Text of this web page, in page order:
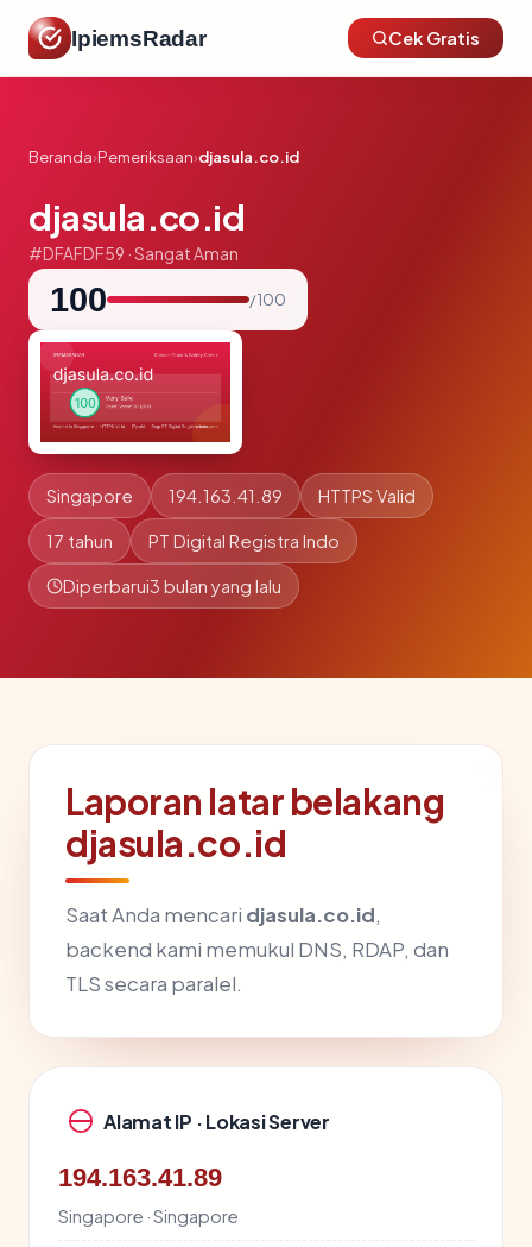
IpiemsRadar Cek Gratis
Beranda›Pemeriksaan›djasula.co.id
djasula.co.id
#DFAFDF59 · Sangat Aman
100 / 100
Singapore 194.163.41.89 HTTPS Valid
17 tahun PT Digital Registra Indo
Diperbarui3 bulan yang lalu
Laporan latar belakang
djasula.co.id
Saat Anda mencari djasula.co.id,
backend kami memukul DNS, RDAP, dan
TLS secara paralel.
Alamat IP · Lokasi Server
194.163.41.89
Singapore · Singapore